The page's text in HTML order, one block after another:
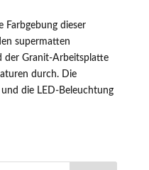
Farbgebung dieser
supermatten
der Granit-Arbeitsplatte
durch. Die
die LED-Beleuchtung